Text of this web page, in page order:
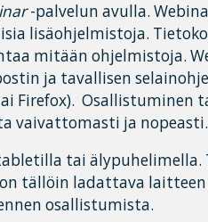
-palvelun avulla.
lisäohjelmistoja.
mitään ohjelmistoja.
ja tavallisen
Firefox). Osallistuminen
vaivattomasti ja nopeasti.
tai älypuhelimella.
tällöin ladattava laitteen
osallistumista.